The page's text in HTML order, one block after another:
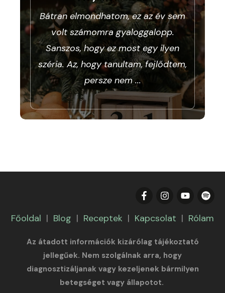
Bátran elmondhatom, ez az év sem
volt számomra gyaloggalopp.
Sanszos, hogy ez most egy ilyen
széria. Az, hogy tanultam, fejlődtem,
persze nem...
Főoldal | Blog | Receptek | Kapcsolat | Rólam
Az átadott információk kizárólag tájékoztató
jellegűek. Nem szolgálnak arra, hogy
diagnosztizáljanak vagy kezeljenek bármilyen
betegséget vagy állapotot.